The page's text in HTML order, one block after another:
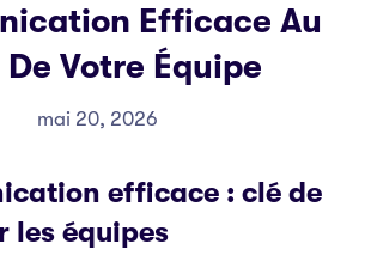
Efficace Au
De Votre Équipe
mai 20, 2026
efficace : clé de
les équipes